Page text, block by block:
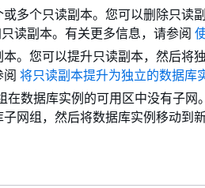
多个只读副本。您可以删除只读
读副本。有关更多信息，请参阅
。您可以提升只读副本，然后将
将只读副本提升为独立的数据库
在数据库实例的可用区中没有子
网组，然后将数据库实例移动到